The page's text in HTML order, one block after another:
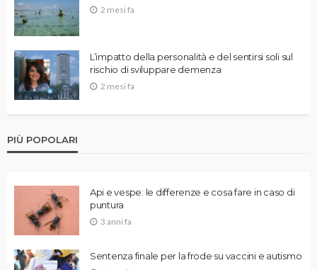
2 mesi fa
L’impatto della personalità e del sentirsi soli sul
rischio di sviluppare demenza
2 mesi fa
PIÙ POPOLARI
Api e vespe: le differenze e cosa fare in caso di
puntura
3 anni fa
Sentenza finale per la frode su vaccini e autismo